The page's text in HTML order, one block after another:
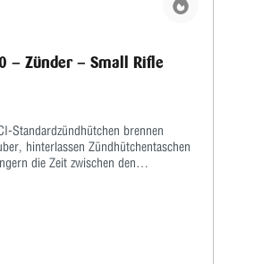
– Zünder – Small Rifle
Standardzündhütchen brennen
hinterlassen Zündhütchentaschen
die Zeit zwischen den
ist ein großer Vorteil für
sind empfindlicher und leichter
CCI-Zündhütchen und für eine
in automatisierten Geräten
Initiatormischung Größerer